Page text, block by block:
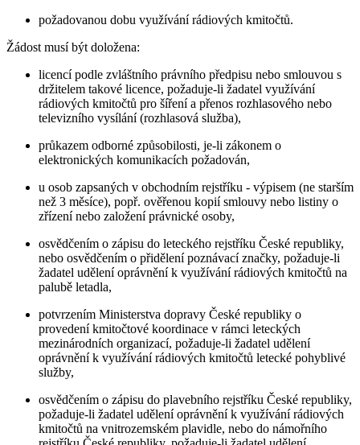
požadovanou dobu využívání rádiových kmitočtů.
Žádost musí být doložena:
licencí podle zvláštního právního předpisu nebo smlouvou s
držitelem takové licence, požaduje-li žadatel využívání
rádiových kmitočtů pro šíření a přenos rozhlasového nebo
televizního vysílání (rozhlasová služba),
průkazem odborné způsobilosti, je-li zákonem o
elektronických komunikacích požadován,
u osob zapsaných v obchodním rejstříku - výpisem (ne starším
než 3 měsíce), popř. ověřenou kopií smlouvy nebo listiny o
zřízení nebo založení právnické osoby,
osvědčením o zápisu do leteckého rejstříku České republiky,
nebo osvědčením o přidělení poznávací značky, požaduje-li
žadatel udělení oprávnění k využívání rádiových kmitočtů na
palubě letadla,
potvrzením Ministerstva dopravy České republiky o
provedení kmitočtové koordinace v rámci leteckých
mezinárodních organizací, požaduje-li žadatel udělení
oprávnění k využívání rádiových kmitočtů letecké pohyblivé
služby,
osvědčením o zápisu do plavebního rejstříku České republiky,
požaduje-li žadatel udělení oprávnění k využívání rádiových
kmitočtů na vnitrozemském plavidle, nebo do námořního